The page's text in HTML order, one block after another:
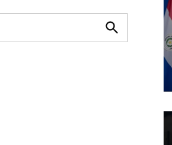
Buscar